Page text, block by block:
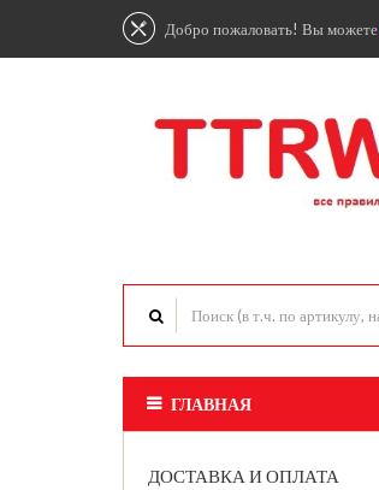
Добро пожаловать! Вы можете
ГЛАВНАЯ
ДОСТАВКА И ОПЛАТА